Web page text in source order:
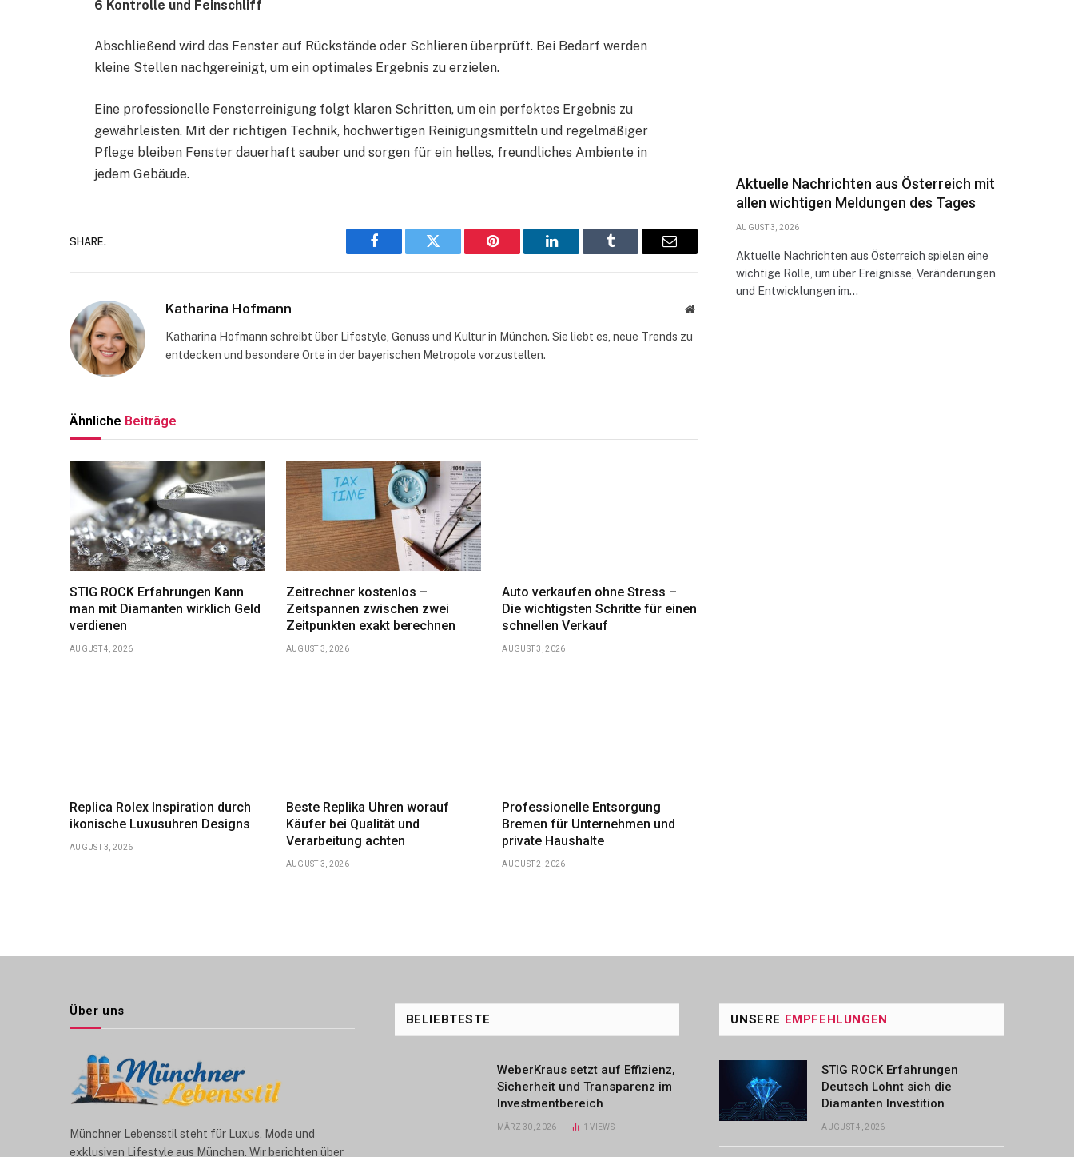
6 Kontrolle und Feinschliff
Abschließend wird das Fenster auf Rückstände oder Schlieren überprüft. Bei Bedarf werden
kleine Stellen nachgereinigt, um ein optimales Ergebnis zu erzielen.
Eine professionelle Fensterreinigung folgt klaren Schritten, um ein perfektes Ergebnis zu
gewährleisten. Mit der richtigen Technik, hochwertigen Reinigungsmitteln und regelmäßiger
Pflege bleiben Fenster dauerhaft sauber und sorgen für ein helles, freundliches Ambiente in
jedem Gebäude.
SHARE.
Facebook Twitter Pinterest LinkedIn Tumblr Email
Katharina Hofmann Website
Katharina Hofmann schreibt über Lifestyle, Genuss und Kultur in München. Sie liebt es, neue Trends zu
entdecken und besondere Orte in der bayerischen Metropole vorzustellen.
Ähnliche Beiträge
STIG ROCK Erfahrungen Kann
man mit Diamanten wirklich Geld
verdienen
AUGUST 4, 2026
Zeitrechner kostenlos –
Zeitspannen zwischen zwei
Zeitpunkten exakt berechnen
AUGUST 3, 2026
Auto verkaufen ohne Stress –
Die wichtigsten Schritte für einen
schnellen Verkauf
AUGUST 3, 2026
Replica Rolex Inspiration durch
ikonische Luxusuhren Designs
AUGUST 3, 2026
Beste Replika Uhren worauf
Käufer bei Qualität und
Verarbeitung achten
AUGUST 3, 2026
Professionelle Entsorgung
Bremen für Unternehmen und
private Haushalte
AUGUST 2, 2026
Aktuelle Nachrichten aus Österreich mit
allen wichtigen Meldungen des Tages
AUGUST 3, 2026
Aktuelle Nachrichten aus Österreich spielen eine
wichtige Rolle, um über Ereignisse, Veränderungen
und Entwicklungen im…
Über uns
Münchner Lebensstil steht für Luxus, Mode und
exklusiven Lifestyle aus München. Wir berichten über
BELIEBTESTE
WeberKraus setzt auf Effizienz,
Sicherheit und Transparenz im
Investmentbereich
MÄRZ 30, 2026 1VIEWS
UNSERE EMPFEHLUNGEN
STIG ROCK Erfahrungen
Deutsch Lohnt sich die
Diamanten Investition
AUGUST 4, 2026